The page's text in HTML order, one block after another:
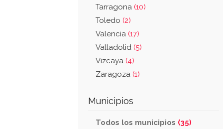
Tarragona (10)
Toledo (2)
Valencia (17)
Valladolid (5)
Vizcaya (4)
Zaragoza (1)
Municipios
Todos los municipios (35)